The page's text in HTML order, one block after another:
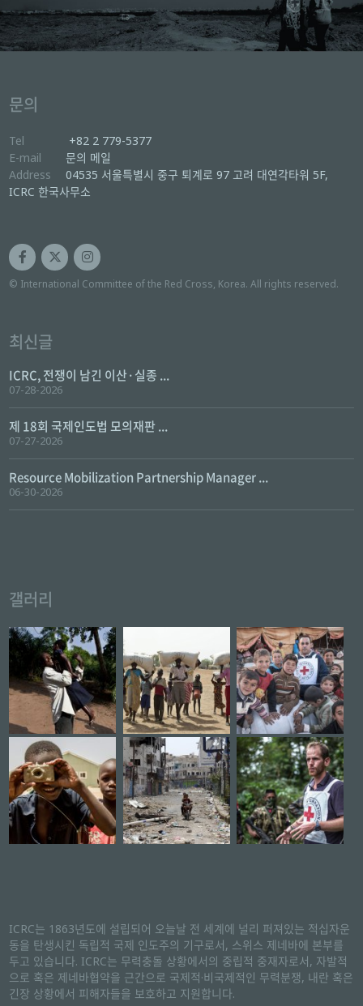
문의
Tel
+82 2 779-5377
E-mail
문의 메일
Address
04535 서울특별시 중구 퇴계로 97 고려 대연각타워 5F,
ICRC 한국사무소
© International Committee of the Red Cross, Korea. All rights reserved.
최신글
ICRC, 전쟁이 남긴 이산·실종 ...
07-28-2026
제 18회 국제인도법 모의재판 ...
07-27-2026
Resource Mobilization Partnership Manager ...
06-30-2026
갤러리
ICRC는 1863년도에 설립되어 오늘날 전 세계에 널리 퍼져있는 적십자운
동을 탄생시킨 독립적 국제 인도주의 기구로서, 스위스 제네바에 본부를
두고 있습니다. ICRC는 무력충돌 상황에서의 중립적 중재자로서, 자발적
으로 혹은 제네바협약을 근간으로 국제적·비국제적인 무력분쟁, 내란 혹은
긴장 상황에서 피해자들을 보호하고 지원합니다.